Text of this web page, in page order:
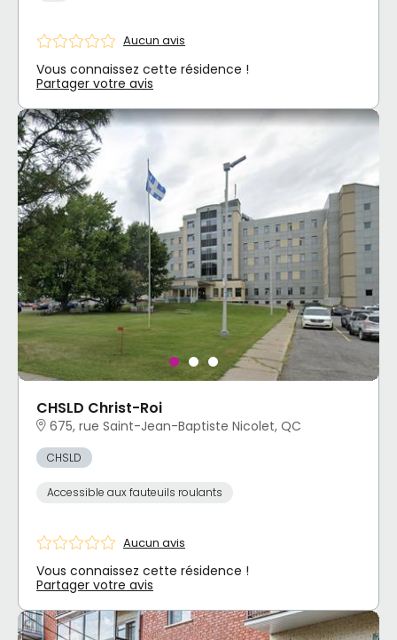
Aucun avis
Vous connaissez cette résidence !
Partager votre avis
CHSLD Christ-Roi
675, rue Saint-Jean-Baptiste Nicolet, QC
CHSLD
Accessible aux fauteuils roulants
Aucun avis
Vous connaissez cette résidence !
Partager votre avis